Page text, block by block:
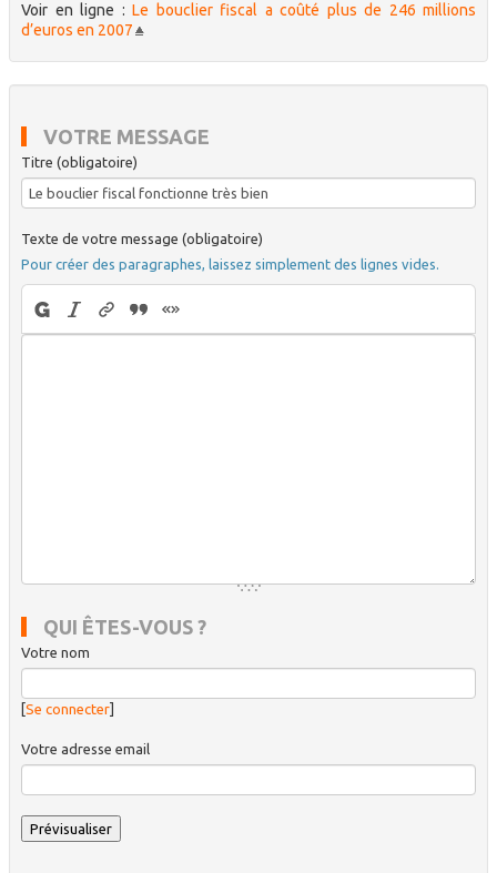
Voir en ligne : Le bouclier fiscal a coûté plus de 246 millions
d’euros en 2007
VOTRE MESSAGE
Titre (obligatoire)
Texte de votre message (obligatoire)
Pour créer des paragraphes, laissez simplement des lignes vides.
QUI ÊTES-VOUS ?
Votre nom
Se connecter]
Votre adresse email